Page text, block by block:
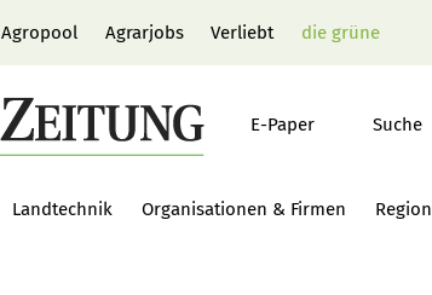
Agropool Agrarjobs Verliebt die grüne
E-Paper Suche
Landtechnik Organisationen & Firmen Region